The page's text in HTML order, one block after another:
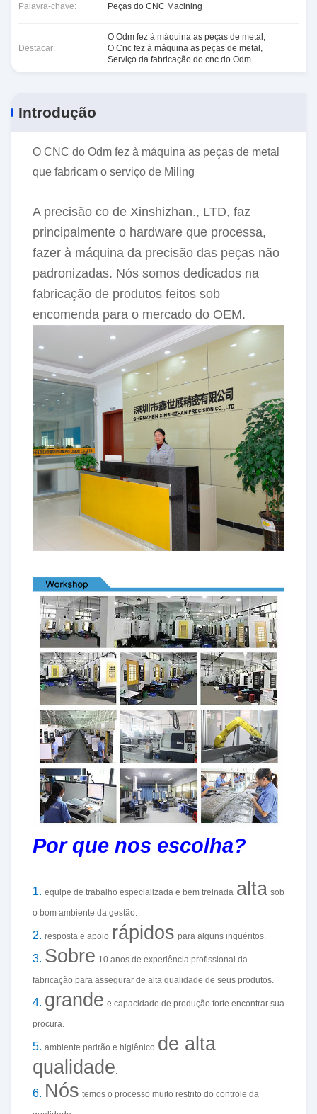
Palavra-chave: Peças do CNC Macining
Destacar:
O Odm fez à máquina as peças de metal ,
O Cnc fez à máquina as peças de metal ,
Serviço da fabricação do cnc do Odm
Introdução
O CNC do Odm fez à máquina as peças de metal
que fabricam o serviço de Miling
A precisão co de Xinshizhan., LTD, faz
principalmente o hardware que processa,
fazer à máquina da precisão das peças não
padronizadas. Nós somos dedicados na
fabricação de produtos feitos sob
encomenda para o mercado do OEM.
Por que nos escolha?
1. equipe de trabalho especializada e bem treinada alta sob
o bom ambiente da gestão.
2. resposta e apoio rápidos para alguns inquéritos.
3. Sobre 10 anos de experiência profissional da
fabricação para assegurar de alta qualidade de seus produtos.
4. grande e capacidade de produção forte encontrar sua
procura.
5. ambiente padrão e higiênico de alta
qualidade.
6. Nós temos o processo muito restrito do controle da